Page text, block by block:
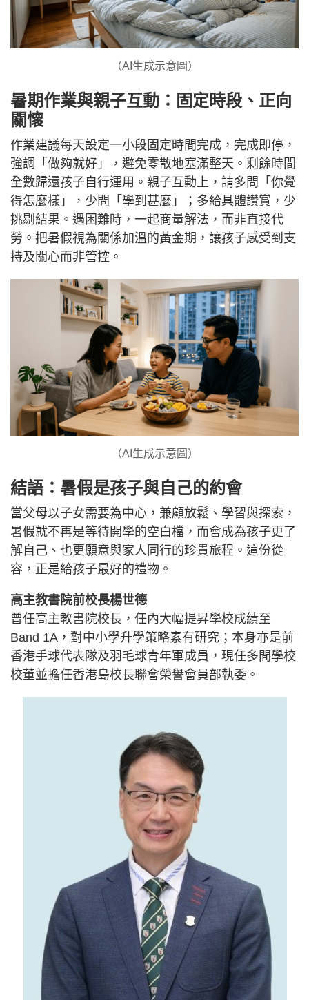
（AI生成示意圖）
暑期作業與親子互動：固定時段、正向
關懷
作業建議每天設定一小段固定時間完成，完成即停，
強調「做夠就好」，避免零散地塞滿整天。剩餘時間
全數歸還孩子自行運用。親子互動上，請多問「你覺
得怎麼樣」，少問「學到甚麼」；多給具體讚賞，少
挑剔結果。遇困難時，一起商量解法，而非直接代
勞。把暑假視為關係加溫的黃金期，讓孩子感受到支
持及關心而非管控。
（AI生成示意圖）
結語：暑假是孩子與自己的約會
當父母以子女需要為中心，兼顧放鬆、學習與探索，
暑假就不再是等待開學的空白檔，而會成為孩子更了
解自己、也更願意與家人同行的珍貴旅程。這份從
容，正是給孩子最好的禮物。
高主教書院前校長楊世德
曾任高主教書院校長，任內大幅提昇學校成績至
Band 1A，對中小學升學策略素有研究；本身亦是前
香港手球代表隊及羽毛球青年軍成員，現任多間學校
校董並擔任香港島校長聯會榮譽會員部執委。